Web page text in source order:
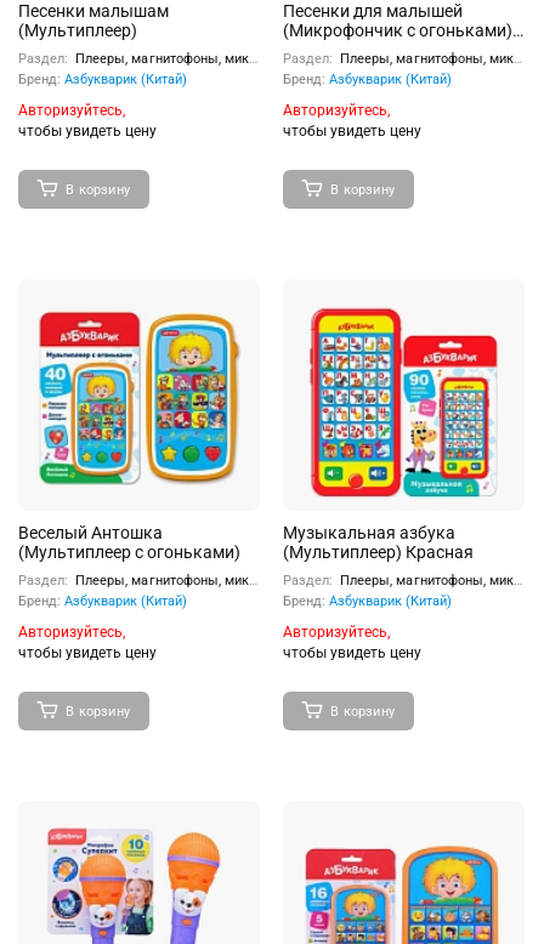
Песенки малышам
(Мультиплеер)
Раздел:
Плееры, магнитофоны, микрофоны
Бренд: Азбукварик (Китай)
Авторизуйтесь,
чтобы увидеть цену
В корзину
Песенки для малышей
(Микрофончик с огоньками)
Голубой
Раздел:
Плееры, магнитофоны, микрофоны
Бренд: Азбукварик (Китай)
Авторизуйтесь,
чтобы увидеть цену
В корзину
Веселый Антошка
(Мультиплеер с огоньками)
Раздел:
Плееры, магнитофоны, микрофоны
Бренд: Азбукварик (Китай)
Авторизуйтесь,
чтобы увидеть цену
В корзину
Музыкальная азбука
(Мультиплеер) Красная
Раздел:
Плееры, магнитофоны, микрофоны
Бренд: Азбукварик (Китай)
Авторизуйтесь,
чтобы увидеть цену
В корзину